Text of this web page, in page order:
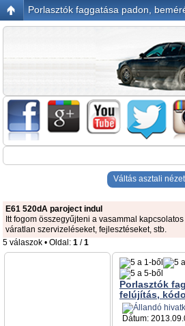
Porlasztók faggatása padon,
Váltás asztali
E61 520dA paroject indul
Itt fogom összegyűjteni a vasammal
váratlan szervizeléseket, fejlesztéseket, stb.
5 válaszok • Oldal: 1 /1
Porlasztók
felújítás,
Dátum: